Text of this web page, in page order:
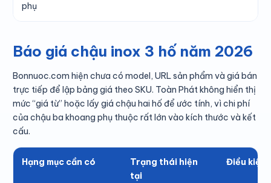
phụ
Báo giá chậu inox 3 hố năm 2026
Bonnuoc.com hiện chưa có model, URL sản phẩm và giá bán
trực tiếp để lập bảng giá theo SKU. Toàn Phát không hiển thị
mức “giá từ” hoặc lấy giá chậu hai hố để ước tính, vì chi phí
của chậu ba khoang phụ thuộc rất lớn vào kích thước và kết
cấu.
Hạng mục cần có
Trạng thái hiện
tại
Điều kiện